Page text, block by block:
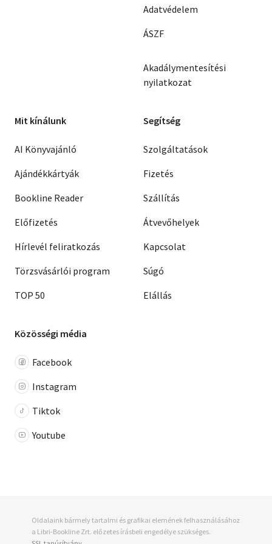
Adatvédelem
ÁSZF
Akadálymentesítési
nyilatkozat
Mit kínálunk
AI Könyvajánló
Ajándékkártyák
Bookline Reader
Előfizetés
Hírlevél feliratkozás
Törzsvásárlói program
TOP 50
Segítség
Szolgáltatások
Fizetés
Szállítás
Átvevőhelyek
Kapcsolat
Súgó
Elállás
Közösségi média
Facebook
Instagram
Tiktok
Youtube
Oldalaink bármely tartalmi és grafikai elemének felhasználásához
a Libri-Bookline Zrt. előzetes írásbeli engedélye szükséges.